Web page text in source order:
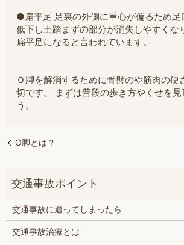
●扁平足 足裏の外側に重心が偏るため足
低下し土踏まずの部分が消失しやすくな
扁平足になると言われています。
Ｏ脚を解消するために骨盤のや筋肉の硬
切です。 まずは普段の歩き方やくせを見
う。
O脚とは？
交通事故に遭ってしまったら
交通事故治療とは